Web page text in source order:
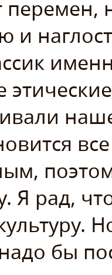
перемен,
и
Я рад,
бы